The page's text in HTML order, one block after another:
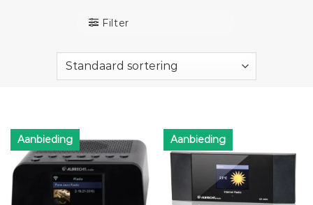
Filter
Aanbieding Aanbieding